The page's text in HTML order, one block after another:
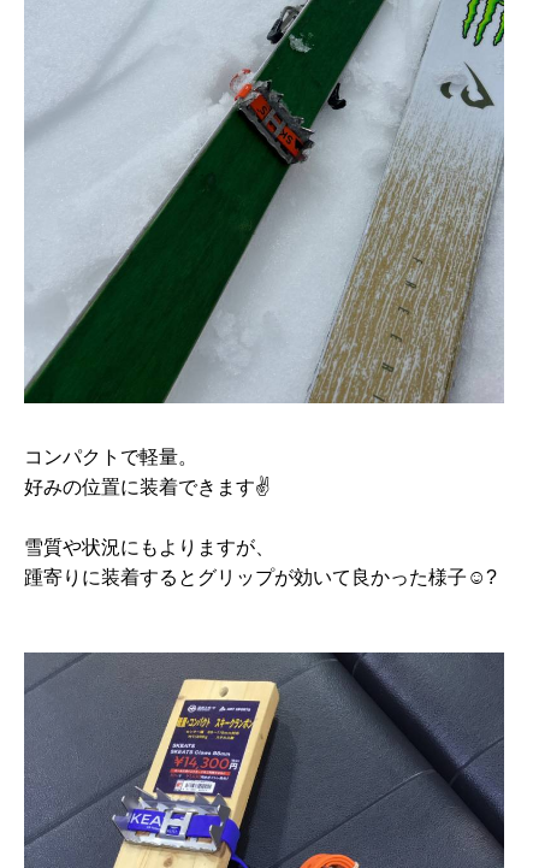
コンパクトで軽量。
好みの位置に装着できます✌
雪質や状況にもよりますが、
踵寄りに装着するとグリップが効いて良かった様子☺️?